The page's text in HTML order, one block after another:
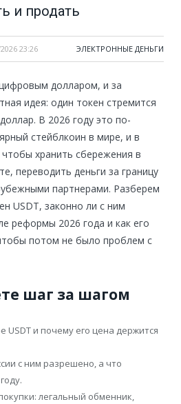
и продать
23:26 ЭЛЕКТРОННЫЕ ДЕНЬГИ
долларом, и за
идея: один токен стремится
В 2026 году это по-
стейблкоин в мире, и в
хранить сбережения в
переводить деньги за границу
партнерами. Разберем
USDT, законно ли с ним
реформы 2026 года и как его
потом не было проблем с
шаг за шагом
USDT и почему его цена держится
с ним разрешено, а что
легальный обменник,